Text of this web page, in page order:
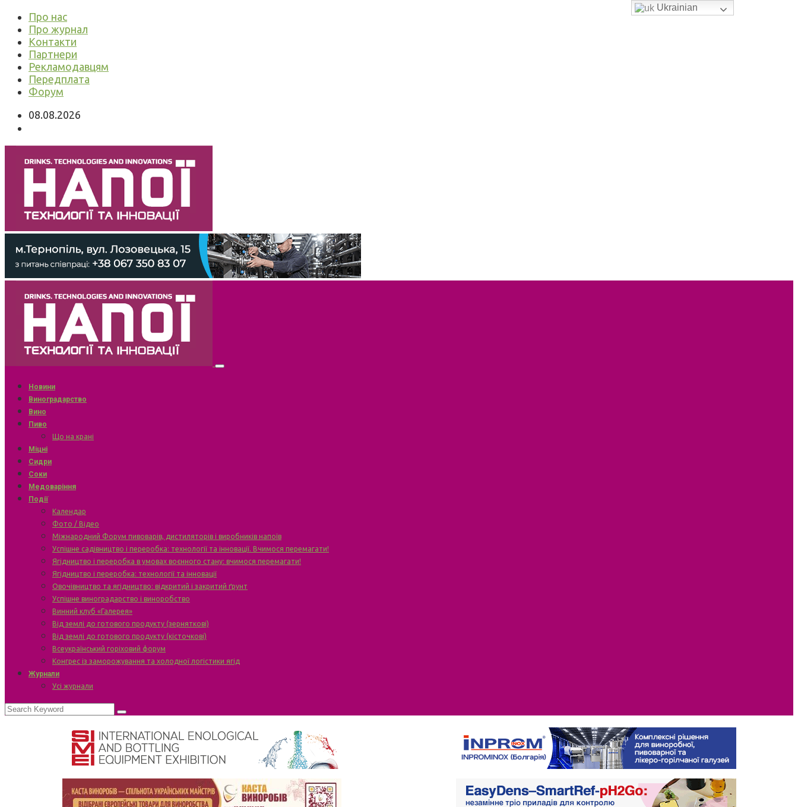
Про нас
Про журнал
Контакти
Партнери
Рекламодавцям
Передплата
Форум
08.08.2026
Новини
Виноградарство
Вино
Пиво
Що на крані
Міцні
Сидри
Соки
Медоваріння
Події
Календар
Фото / Відео
Міжнародний Форум пивоварів, дистиляторів і виробників напоїв
Успішне садівництво і переробка: технології та інновації. Вчимося перемагати!
Ягідництво і переробка в умовах воєнного стану: вчимося перемагати!
Ягідництво і переробка: технології та інновації
Овочівництво та ягідництво: відкритий і закритий ґрунт
Успішне виноградарство і виноробство
Винний клуб «Галерея»
Від землі до готового продукту (зерняткові)
Від землі до готового продукту (кісточкові)
Всеукраїнський горіховий форум
Конгрес із заморожування та холодної логістики ягід
Журнали
Усі журнали
Ukrainian